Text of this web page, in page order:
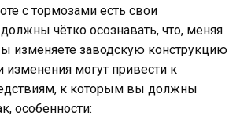
с тормозами есть свои
чётко осознавать, что, меняя
изменяете заводскую конструкцию
могут привести к
к которым вы должны
особенности: